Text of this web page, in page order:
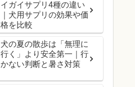
イガイサプリ4種の違い
｜犬用サプリの効果や価
格を比較
犬の夏の散歩は「無理に
行く」より安全第一｜行
かない判断と暑さ対策